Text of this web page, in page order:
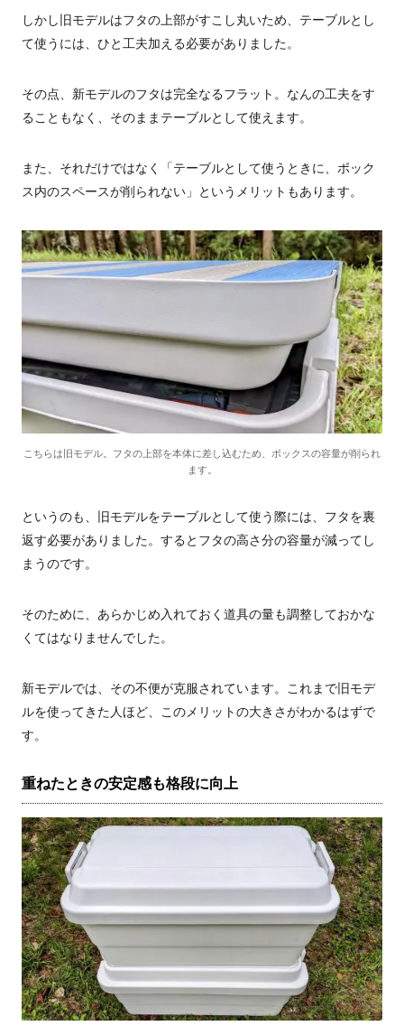
しかし旧モデルはフタの上部がすこし丸いため、テーブルとし
て使うには、ひと工夫加える必要がありました。
その点、新モデルのフタは完全なるフラット。なんの工夫をす
ることもなく、そのままテーブルとして使えます。
また、それだけではなく「テーブルとして使うときに、ボック
ス内のスペースが削られない」というメリットもあります。
こちらは旧モデル。フタの上部を本体に差し込むため、ボックスの容量が削られ
ます。
というのも、旧モデルをテーブルとして使う際には、フタを裏
返す必要がありました。するとフタの高さ分の容量が減ってし
まうのです。
そのために、あらかじめ入れておく道具の量も調整しておかな
くてはなりませんでした。
新モデルでは、その不便が克服されています。これまで旧モデ
ルを使ってきた人ほど、このメリットの大きさがわかるはずで
す。
重ねたときの安定感も格段に向上